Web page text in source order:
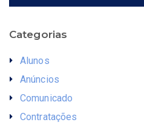
Categorias
Alunos
Anúncios
Comunicado
Contratações